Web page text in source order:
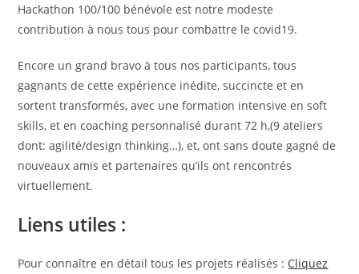
Hackathon 100/100 bénévole est notre modeste
contribution à nous tous pour combattre le covid19.
Encore un grand bravo à tous nos participants, tous
gagnants de cette expérience inédite, succincte et en
sortent transformés, avec une formation intensive en soft
skills, et en coaching personnalisé durant 72 h,(9 ateliers
dont: agilité/design thinking…), et, ont sans doute gagné de
nouveaux amis et partenaires qu’ils ont rencontrés
virtuellement.
Liens utiles :
Pour connaître en détail tous les projets réalisés : Cliquez